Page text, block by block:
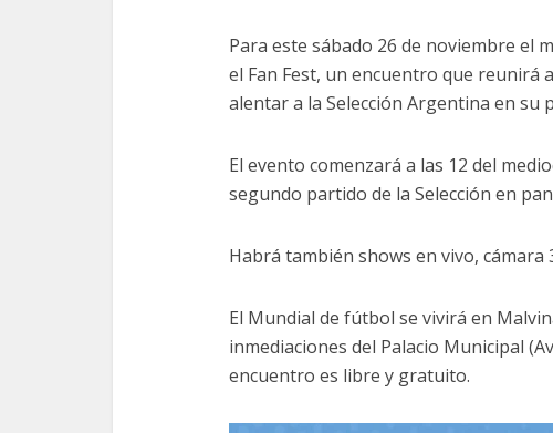
Para este sábado 26 de noviembre el
el Fan Fest, un encuentro que reunirá
alentar a la Selección Argentina en su
El evento comenzará a las 12 del
segundo partido de la Selección en
Habrá también shows en vivo, cámara
El Mundial de fútbol se vivirá en
inmediaciones del Palacio Municipal
encuentro es libre y gratuito.